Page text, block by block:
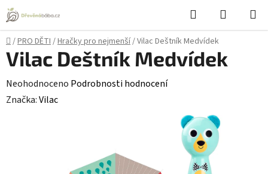
Přejít
na
obsah
Hledat
KOŠÍK
Domů
/PRO DĚTI/Hračky pro nejmenší/Vilac Deštník Medvídek
Vilac Deštník Medvídek
Průměrné
hodnocení
Neohodnoceno Podrobnosti hodnocení
Značka:Vilac